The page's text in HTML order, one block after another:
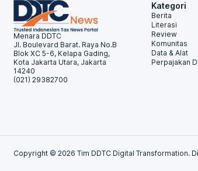
Menara DDTC
Jl. Boulevard Barat. Raya No.B
Blok XC 5-6, Kelapa Gading,
Kota Jakarta Utara, Jakarta
14240
(021) 29382700
Kategori
Berita
Literasi
Review
Komunitas
Data & Alat
Perpajakan
Copyright © 2026 Tim DDTC Digital Transformation.